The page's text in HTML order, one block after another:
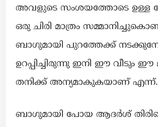
അവളുടെ സംശയത്തോടെ ഉള്ള
ഒരു ചിരി മാത്രം
ബാഗുമായി പുറത്തേക്ക്
ഉറപ്പിച്ചിരുന്നു ഇനി ഈ വീടും ഈ
തനിക്ക് അന്യമാകുകയാണ് എന്ന്.
ബാഗുമായി പോയ ആദർശ്